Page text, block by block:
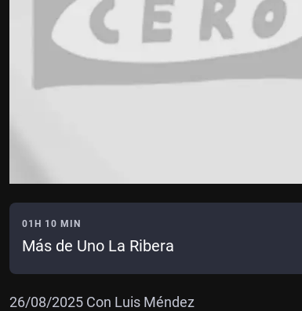
01H 10 MIN
Más de Uno La Ribera
26/08/2025 Con Luis Méndez